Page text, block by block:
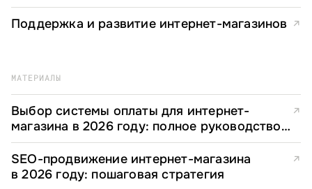
Поддержка и развитие интернет-магазинов ↗
МАТЕРИАЛЫ
Выбор системы оплаты для интернет-
магазина в 2026 году: полное руководство
для e-commerce директоров
↗
SEO-продвижение интернет-магазина
в 2026 году: пошаговая стратегия
↗